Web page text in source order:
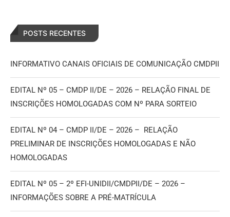
POSTS RECENTES
INFORMATIVO CANAIS OFICIAIS DE COMUNICAÇÃO CMDPII
EDITAL Nº 05 – CMDP II/DE – 2026 – RELAÇÃO FINAL DE
INSCRIÇÕES HOMOLOGADAS COM Nº PARA SORTEIO
EDITAL Nº 04 – CMDP II/DE – 2026 – RELAÇÃO
PRELIMINAR DE INSCRIÇÕES HOMOLOGADAS E NÃO
HOMOLOGADAS
EDITAL Nº 05 – 2º EFI-UNIDII/CMDPII/DE – 2026 –
INFORMAÇÕES SOBRE A PRÉ-MATRÍCULA